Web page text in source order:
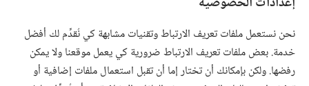
نحن نستعمل ملفات تعريف الارتباط وتقنيات مشابهة كي نُقدِّم لك أفضل
خدمة. بعض ملفات تعريف الارتباط ضرورية كي يعمل موقعنا ولا يمكن
رفضها. ولكن بإمكانك أن تختار إما أن تقبل استعمال ملفات إضافية أو
نافذة
(يفتح
نافذة
جديدة) تطبيق ®
JW Library